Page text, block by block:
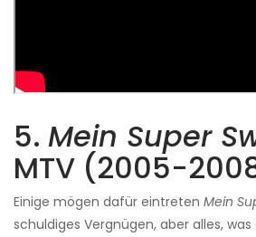
5. Mein Super
MTV (2005-
Einige mögen dafür eintreten Mein
schuldiges Vergnügen, aber alles,